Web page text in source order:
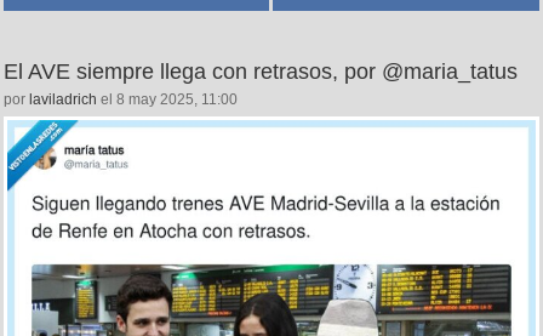
El AVE siempre llega con retrasos, por @maria_tatus
por laviladrich el 8 may 2025, 11:00